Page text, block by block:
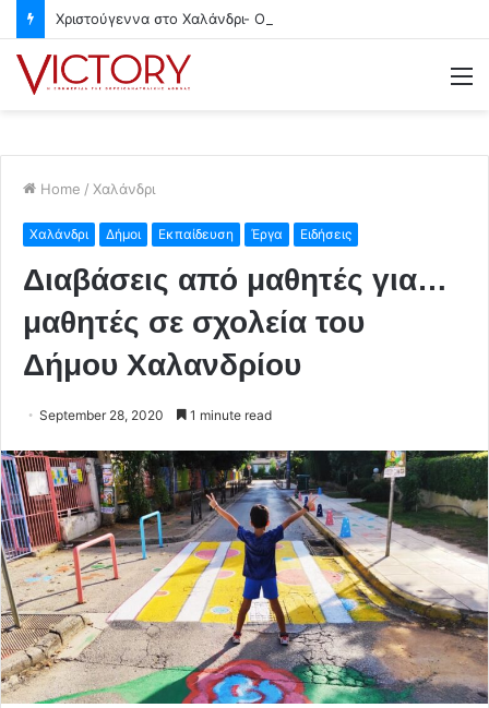
Home / Χαλάνδρι
Χαλάνδρι Δήμοι Εκπαίδευση Έργα Ειδήσεις
Διαβάσεις από μαθητές για…
μαθητές σε σχολεία του
Δήμου Χαλανδρίου
September 28, 2020 1 minute read